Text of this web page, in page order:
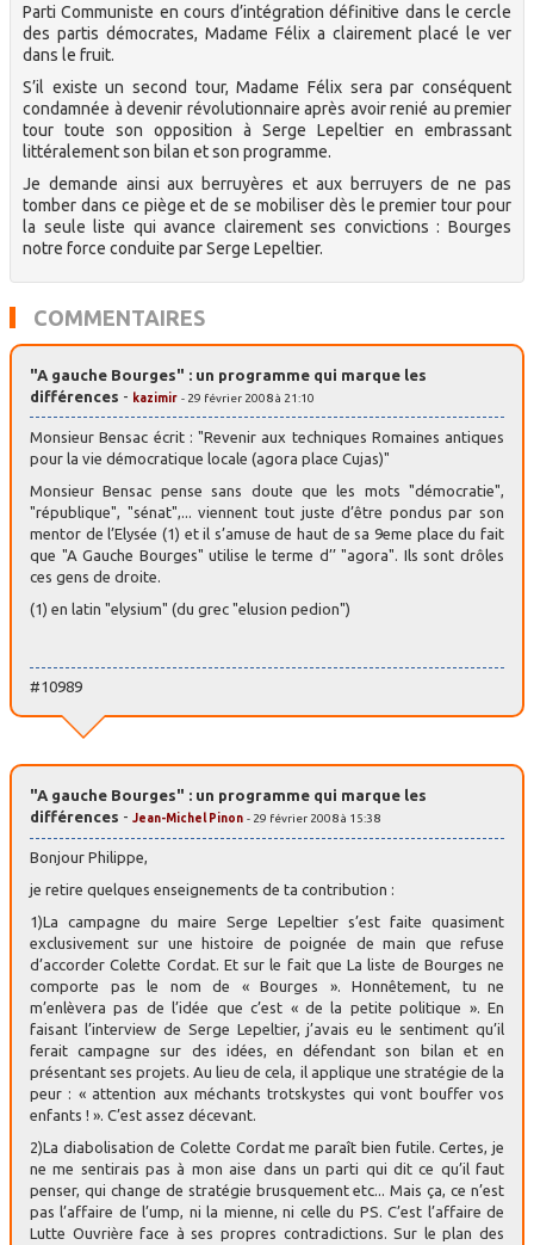
Parti Communiste en cours d’intégration définitive dans le cercle
des partis démocrates, Madame Félix a clairement placé le ver
dans le fruit.
S’il existe un second tour, Madame Félix sera par conséquent
condamnée à devenir révolutionnaire après avoir renié au premier
tour toute son opposition à Serge Lepeltier en embrassant
littéralement son bilan et son programme.
Je demande ainsi aux berruyères et aux berruyers de ne pas
tomber dans ce piège et de se mobiliser dès le premier tour pour
la seule liste qui avance clairement ses convictions : Bourges
notre force conduite par Serge Lepeltier.
COMMENTAIRES
"A gauche Bourges" : un programme qui marque les
différences - kazimir - 29 février 2008 à 21:10
Monsieur Bensac écrit : "Revenir aux techniques Romaines antiques
pour la vie démocratique locale (agora place Cujas)"
Monsieur Bensac pense sans doute que les mots "démocratie",
"république", "sénat",... viennent tout juste d’être pondus par son
mentor de l’Elysée (1) et il s’amuse de haut de sa 9eme place du fait
que "A Gauche Bourges" utilise le terme d’’ "agora". Ils sont drôles
ces gens de droite.
(1) en latin "elysium" (du grec "elusion pedion")
#10989
"A gauche Bourges" : un programme qui marque les
différences - Jean-Michel Pinon - 29 février 2008 à 15:38
Bonjour Philippe,
je retire quelques enseignements de ta contribution :
1)La campagne du maire Serge Lepeltier s’est faite quasiment
exclusivement sur une histoire de poignée de main que refuse
d’accorder Colette Cordat. Et sur le fait que La liste de Bourges ne
comporte pas le nom de « Bourges ». Honnêtement, tu ne
m’enlèvera pas de l’idée que c’est « de la petite politique ». En
faisant l’interview de Serge Lepeltier, j’avais eu le sentiment qu’il
ferait campagne sur des idées, en défendant son bilan et en
présentant ses projets. Au lieu de cela, il applique une stratégie de la
peur : « attention aux méchants trotskystes qui vont bouffer vos
enfants ! ». C’est assez décevant.
2)La diabolisation de Colette Cordat me paraît bien futile. Certes, je
ne me sentirais pas à mon aise dans un parti qui dit ce qu’il faut
penser, qui change de stratégie brusquement etc... Mais ça, ce n’est
pas l’affaire de l’ump, ni la mienne, ni celle du PS. C’est l’affaire de
Lutte Ouvrière face à ses propres contradictions. Sur le plan des